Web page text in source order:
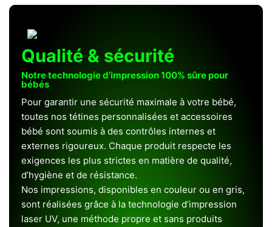
Qualité & sécurité
Notre technologie d’impression 100% sûre pour
bébés
Pour garantir une sécurité maximale à votre bébé,
toutes nos tétines personnalisées et accessoires
bébé sont soumis à des contrôles internes et
externes rigoureux. Chaque produit respecte les
exigences les plus strictes en matière de qualité,
d’hygiène et de résistance.
Nos impressions, disponibles en couleur ou en gris,
sont réalisées grâce à la technologie d’impression
laser UV, une méthode propre et sans produits